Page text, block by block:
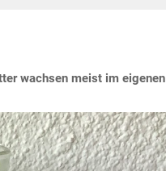
wachsen meist im eigenen